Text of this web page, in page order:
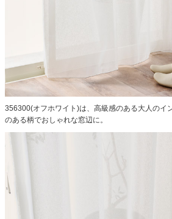
356300(オフホワイト)は、高級感のある大人のイ
のある柄でおしゃれな窓辺に。